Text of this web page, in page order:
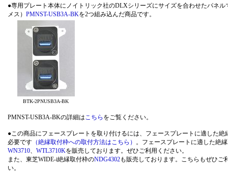
●専用プレート本体にノイトリック社のDLXシリーズにサイズを合わせたパネ
メス） PMNST-USB3A-BKを2つ組み込んだ商品です。
BTK-2PNUSB3A-BK
PMNST-USB3A-BKの詳細は こちら をご覧ください。
●この商品にフェースプレートを取り付けるには、フェースプレートに適した絶
必要です （絶縁取付枠への取付方法はこちら）
。フェースプレートに適した絶
WN3710
WTL3710Kを販売しております。ぜひご利用ください。
また、東芝WIDE-i絶縁取付枠のNDG4302も販売しております。こちらもぜひご
い